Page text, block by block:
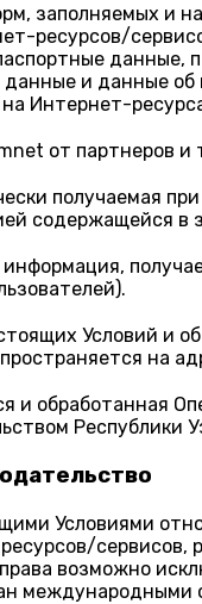
заполняемых и
ресурсов/
данные,
и данные
Интернет-
от партнеров и
получаемая
содержащейся в
Условий и
на
и обработанная
Республики
Условиями
возможно
международными